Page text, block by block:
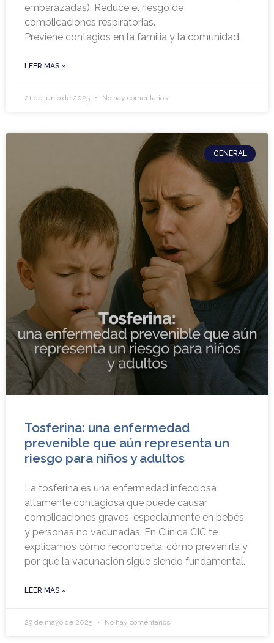
embarazadas). Reduce el riesgo de
complicaciones respiratorias.
Previene contagios en la familia y la comunidad.
LEER MÁS »
21 de junio de 2025 No hay comentarios
GENERAL
Tosferina: una enfermedad
prevenible que aún representa un
riesgo para niños y adultos
La tosferina es una enfermedad infecciosa
altamente contagiosa que puede causar
complicaciones graves, especialmente en bebés
y personas no vacunadas. En Clínica CIC te
explicamos cómo reconocerla, cómo prevenirla y
por qué la vacunación sigue siendo fundamental.
LEER MÁS »
29 de mayo de 2025 No hay comentarios